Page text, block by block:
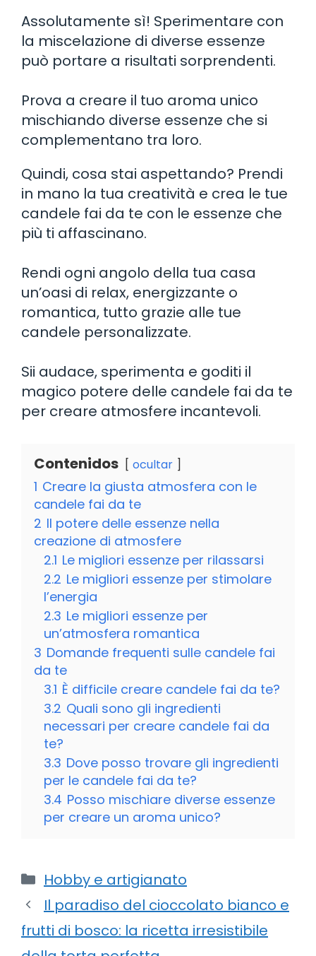
Assolutamente sì! Sperimentare con
la miscelazione di diverse essenze
può portare a risultati sorprendenti.
Prova a creare il tuo aroma unico
mischiando diverse essenze che si
complementano tra loro.
Quindi, cosa stai aspettando? Prendi
in mano la tua creatività e crea le tue
candele fai da te con le essenze che
più ti affascinano.
Rendi ogni angolo della tua casa
un’oasi di relax, energizzante o
romantica, tutto grazie alle tue
candele personalizzate.
Sii audace, sperimenta e goditi il ​​
magico potere delle candele fai da te
per creare atmosfere incantevoli.
Contenidos ocultar
1 Creare la giusta atmosfera con le
candele fai da te
2 Il potere delle essenze nella
creazione di atmosfere
2.1 Le migliori essenze per rilassarsi
2.2 Le migliori essenze per stimolare
l’energia
2.3 Le migliori essenze per
un’atmosfera romantica
3 Domande frequenti sulle candele fai
da te
3.1 È difficile creare candele fai da te?
3.2 Quali sono gli ingredienti
necessari per creare candele fai da
te?
3.3 Dove posso trovare gli ingredienti
per le candele fai da te?
3.4 Posso mischiare diverse essenze
per creare un aroma unico?
Categorie
Hobby e artigianato
Il paradiso del cioccolato bianco e
frutti di bosco: la ricetta irresistibile